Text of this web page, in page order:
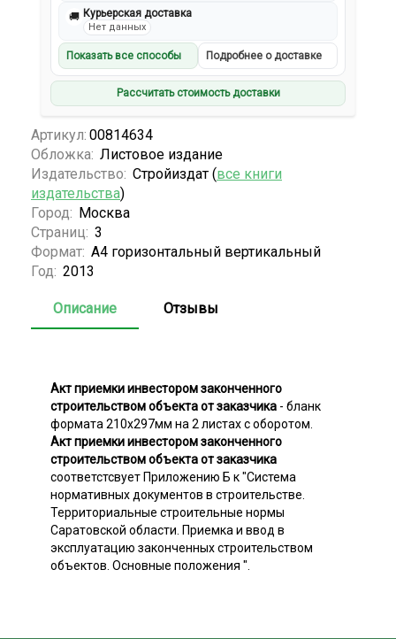
🚚 Курьерская доставка
Нет данных
Показать все способы Подробнее о доставке
Рассчитать стоимость доставки
Артикул: 00814634
Обложка: Листовое издание
Издательство: Стройиздат (все книги
издательства)
Город: Москва
Страниц: 3
Формат: А4 горизонтальный вертикальный
Год: 2013
Описание Отзывы
Акт приемки инвестором законченного
строительством объекта от заказчика - бланк
формата 210х297мм на 2 листах с оборотом.
Акт приемки инвестором законченного
строительством объекта от заказчика
соответстсвует Приложению Б к "Система
нормативных документов в строительстве.
Территориальные строительные нормы
Саратовской области. Приемка и ввод в
эксплуатацию законченных строительством
объектов. Основные положения ".